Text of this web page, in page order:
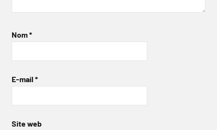
Nom*
E-mail *
Site web